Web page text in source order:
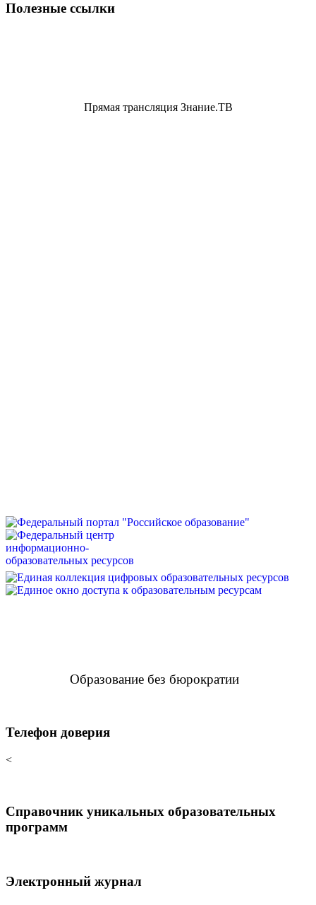
Полезные ссылки
Прямая трансляция Знание.ТВ
Образование без бюрократии
Телефон доверия
<
Справочник уникальных образовательных
программ
Электронный журнал